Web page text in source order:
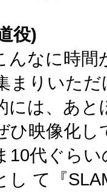
役)
んなに時
まりいた
には、あ
ひ映像化
10代ぐら
し て『